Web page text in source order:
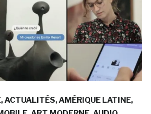
ACTUALITÉS AMÉRIQUE LATINE